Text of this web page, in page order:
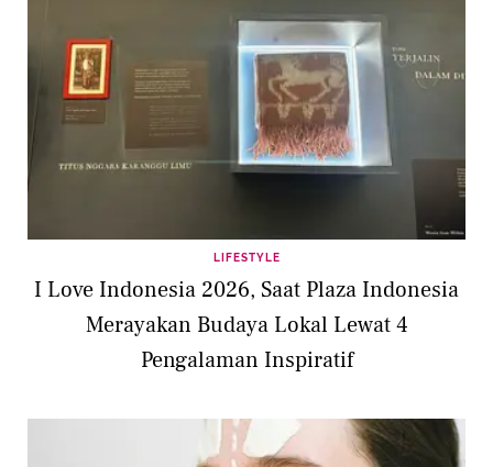
LIFESTYLE
I Love Indonesia 2026, Saat Plaza Indonesia
Merayakan Budaya Lokal Lewat 4
Pengalaman Inspiratif